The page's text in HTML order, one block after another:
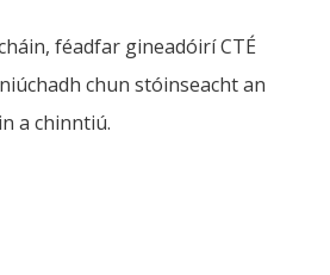
féadfar gineadóirí CTÉ
chun stóinseacht an
a chinntiú.